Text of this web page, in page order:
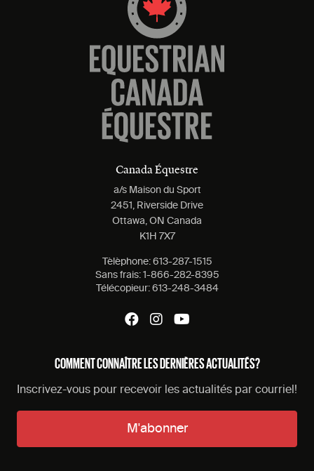
Canada Équestre
a/s Maison du Sport
2451, Riverside Drive
Ottawa, ON Canada
K1H 7X7
Tèlèphone: 613-287-1515
Sans frais: 1-866-282-8395
Télécopieur: 613-248-3484
COMMENT CONNAÎTRE LES DERNIÈRES ACTUALITÉS?
Inscrivez-vous pour recevoir les actualités par courriel!
M'abonner